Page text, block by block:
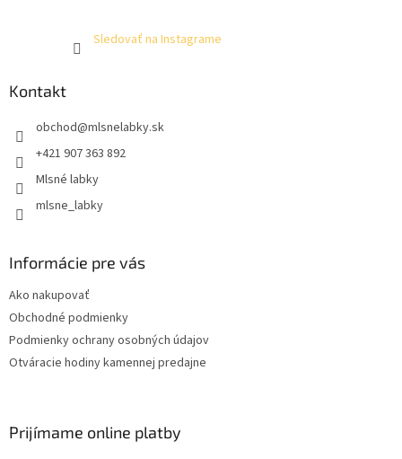
Sledovať na Instagrame
Kontakt
obchod@mlsnelabky.sk
+421 907 363 892
Mlsné labky
mlsne_labky
Informácie pre vás
Ako nakupovať
Obchodné podmienky
Podmienky ochrany osobných údajov
Otváracie hodiny kamennej predajne
Prijímame online platby